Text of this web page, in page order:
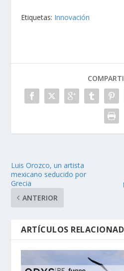
Etiquetas: Innovación
Luis Orozco, un artista
mexicano seducido por
Grecia
ANTERIOR
ARTÍCULOS